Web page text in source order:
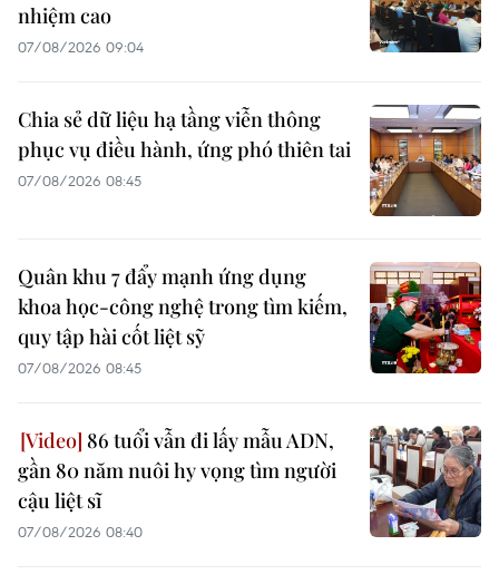
nhiệm cao
07/08/2026 09:04
Chia sẻ dữ liệu hạ tầng viễn thông
phục vụ điều hành, ứng phó thiên tai
07/08/2026 08:45
Quân khu 7 đẩy mạnh ứng dụng
khoa học-công nghệ trong tìm kiếm,
quy tập hài cốt liệt sỹ
07/08/2026 08:45
86 tuổi vẫn đi lấy mẫu ADN,
gần 80 năm nuôi hy vọng tìm người
cậu liệt sĩ
07/08/2026 08:40